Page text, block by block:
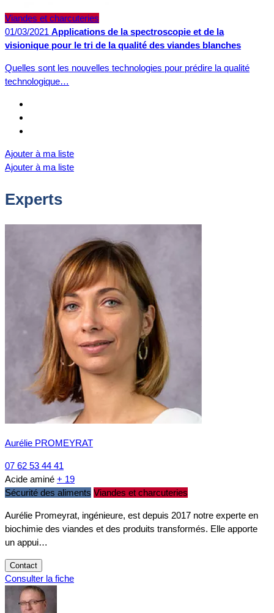
Viandes et charcuteries
01/03/2021 Applications de la spectroscopie et de la
visionique pour le tri de la qualité des viandes blanches
Quelles sont les nouvelles technologies pour prédire la qualité
technologique…
Ajouter à ma liste
Ajouter à ma liste
Experts
Aurélie PROMEYRAT
07 62 53 44 41
Acide aminé + 19
Sécurité des aliments Viandes et charcuteries
Aurélie Promeyrat, ingénieure, est depuis 2017 notre experte en
biochimie des viandes et des produits transformés. Elle apporte
un appui…
Contact
Consulter la fiche